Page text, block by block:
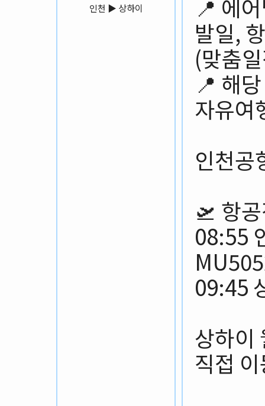
인천 ▶️ 상하이 📍 에
발일,
(맞춤
📍 해
자유여
인천공
🛫 항
08:55
09:45
상하이
직접